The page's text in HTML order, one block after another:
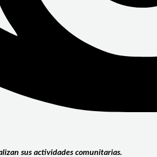
sus actividades comunitarias.